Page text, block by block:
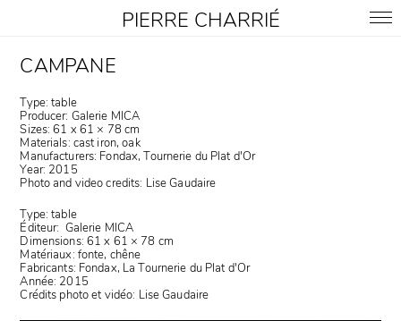
PIERRE CHARRIÉ
CAMPANE
Type: table
Producer: Galerie MICA
Sizes: 61 x 61 × 78 cm
Materials: cast iron, oak
Manufacturers: Fondax, Tournerie du Plat d'Or
Year: 2015
Photo and video credits: Lise Gaudaire
Type: table
Éditeur: Galerie MICA
Dimensions: 61 x 61 × 78 cm
Matériaux: fonte, chêne
Fabricants: Fondax, La Tournerie du Plat d'Or
Année: 2015
Crédits photo et vidéo: Lise Gaudaire